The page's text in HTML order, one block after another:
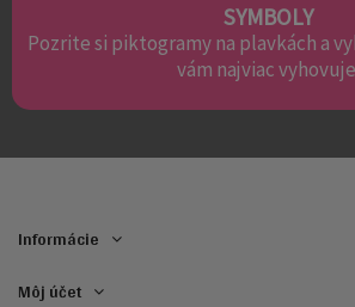
SYMBOLY
Pozrite si piktogramy na plavkách a
vám najviac
Informácie
Môj účet